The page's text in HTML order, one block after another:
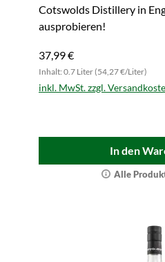
Cotswolds Distillery in
ausprobieren!
37,99 €
Inhalt: 0.7 Liter (54,27 €/Liter)
inkl. MwSt. zzgl.
In den
Alle